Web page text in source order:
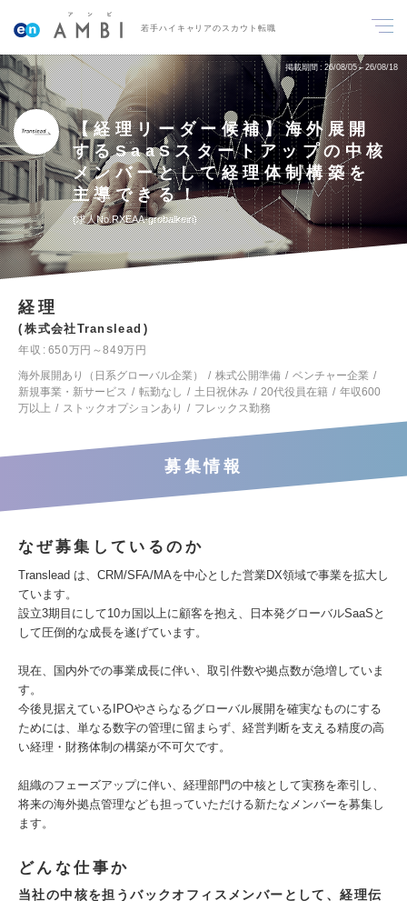
若手ハイキャリアのスカウト転職
掲載期間 26/08/05～26/08/18
【経理リーダー候補】海外展開
するSaaSスタートアップの中核
メンバーとして経理体制構築を
主導できる！
求人No.RXEAA-grobalkeiri
経理
株式会社Translead
年収
650万円～849万円
海外展開あり（日系グローバル企業）
株式公開準備
ベンチャー企業
新規事業・新サービス
転勤なし 土日祝休み 20代役員在籍
年収600
万以上
ストックオプションあり フレックス勤務
募集情報
なぜ募集しているのか
Translead は、CRM/SFA/MAを中心とした営業DX領域で事業を拡大し
ています。
設立3期目にして10カ国以上に顧客を抱え、日本発グローバルSaaSと
して圧倒的な成長を遂げています。
現在、国内外での事業成長に伴い、取引件数や拠点数が急増していま
す。
今後見据えているIPOやさらなるグローバル展開を確実なものにする
ためには、単なる数字の管理に留まらず、経営判断を支える精度の高
い経理・財務体制の構築が不可欠です。
組織のフェーズアップに伴い、経理部門の中核として実務を牽引し、
将来の海外拠点管理なども担っていただける新たなメンバーを募集し
ます。
どんな仕事か
当社の中核を担うバックオフィスメンバーとして、経理伝